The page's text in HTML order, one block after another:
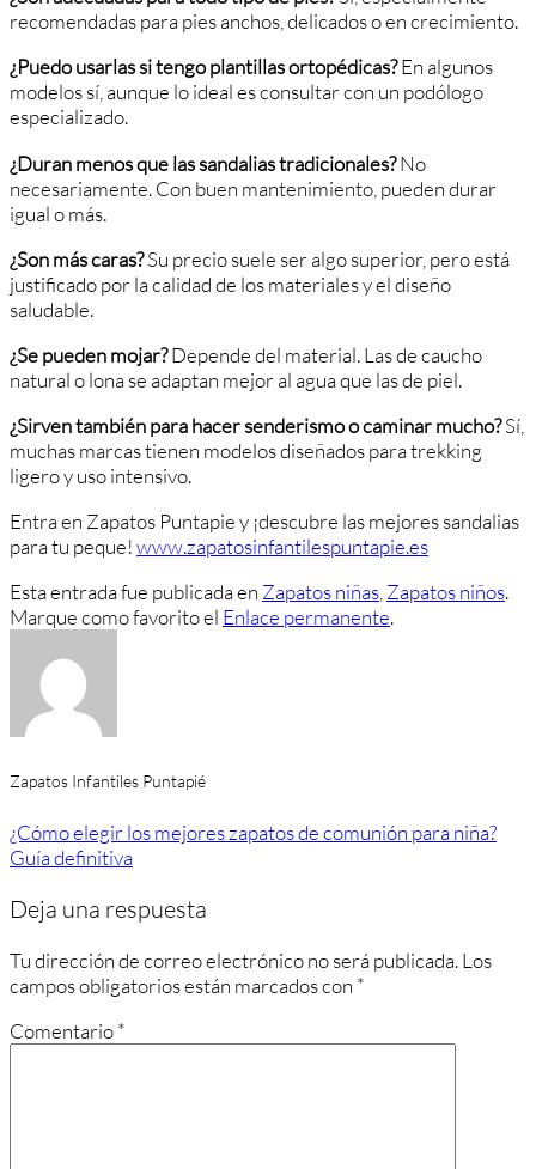
recomendadas para pies anchos, delicados o en crecimiento.
¿Puedo usarlas si tengo plantillas ortopédicas?En algunos
modelos sí, aunque lo ideal es consultar con un podólogo
especializado.
¿Duran menos que las sandalias tradicionales?No
necesariamente. Con buen mantenimiento, pueden durar
igual o más.
¿Son más caras?Su precio suele ser algo superior, pero está
justificado por la calidad de los materiales y el diseño
saludable.
¿Se pueden mojar?Depende del material. Las de caucho
natural o lona se adaptan mejor al agua que las de piel.
¿Sirven también para hacer senderismo o caminar mucho?Sí,
muchas marcas tienen modelos diseñados para trekking
ligero y uso intensivo.
Entra en Zapatos Puntapie y ¡descubre las mejores sandalias
para tu peque!www.zapatosinfantilespuntapie.es
Esta entrada fue publicada en Zapatos niñas Zapatos niños.
Marque como favorito el Enlace permanente.
Zapatos Infantiles Puntapié
¿Cómo elegir los mejores zapatos de comunión para niña?
Guía definitiva
Deja una respuesta
Tu dirección de correo electrónico no será publicada.Los
campos obligatorios están marcados con *
Comentario*